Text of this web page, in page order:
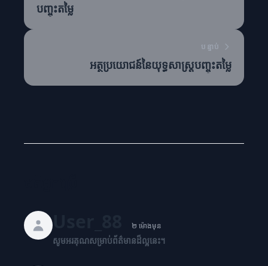
បញ្ចុះតម្លៃ
បន្ទាប់
អត្ថប្រយោជន៍នៃយុទ្ធសាស្ត្របញ្ចុះតម្លៃ
២ ម៉ោងមុន
សូមអរគុណសម្រាប់ព័ត៌មានដ៏ល្អនេះ។